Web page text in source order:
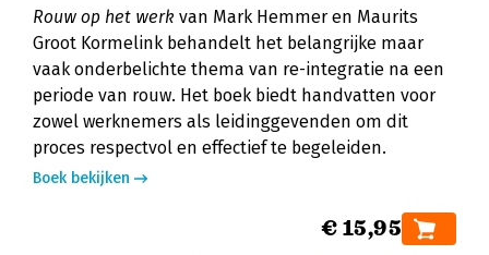
Rouw op het werk van Mark Hemmer en Maurits
Groot Kormelink behandelt het belangrijke maar
vaak onderbelichte thema van re-integratie na een
periode van rouw. Het boek biedt handvatten voor
zowel werknemers als leidinggevenden om dit
proces respectvol en effectief te begeleiden.
Boek bekijken
€ 15,95